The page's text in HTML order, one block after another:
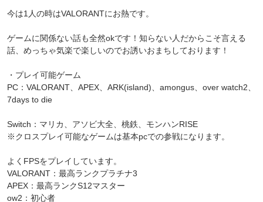
今は1人の時はVALORANTにお熱です。
ゲームに関係ない話も全然okです！知らない人だからこそ言える
話、めっちゃ気楽で楽しいのでお誘いおまちしております！
・プレイ可能ゲーム
PC：VALORANT、APEX、ARK(island)、amongus、over watch2、
7days to die
Switch：マリカ、アソビ大全、桃鉄、モンハンRISE
※クロスプレイ可能なゲームは基本pcでの参戦になります。
よくFPSをプレイしています。
VALORANT：最高ランクプラチナ3
APEX：最高ランクS12マスター
ow2：初心者